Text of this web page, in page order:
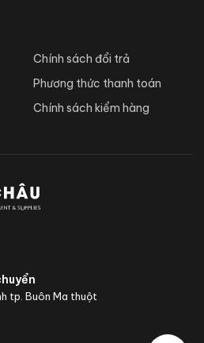
Chính sách đổi trả
Phương thức thanh toán
Chính sách kiểm hàng
tp. Buôn Ma thuột